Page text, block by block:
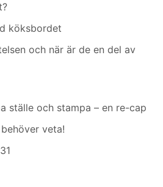
köksbordet
och när är de en del av
ställe och stampa – en re-cap
veta!